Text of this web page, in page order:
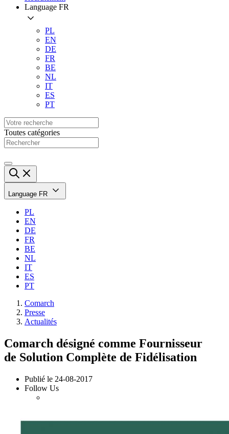
Language FR
PL
EN
DE
FR
BE
NL
IT
ES
PT
Toutes catégories
Language FR
PL
EN
DE
FR
BE
NL
IT
ES
PT
Comarch
Presse
Actualités
Comarch désigné comme Fournisseur
de Solution Complète de Fidélisation
Publié le 24-08-2017
Follow Us